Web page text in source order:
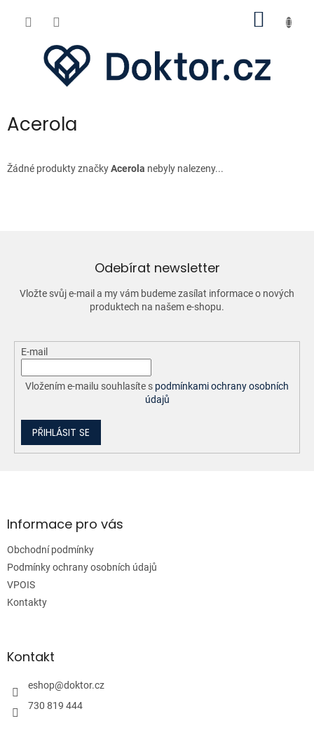
Acerola
Žádné produkty značkyAcerola nebyly nalezeny...
Odebírat newsletter
Vložte svůj e-mail a my vám budeme zasílat informace o nových
produktech na našem e-shopu.
E-mail
Vložením e-mailu souhlasíte s podmínkami ochrany osobních
údajů
PŘIHLÁSIT SE
aInformace pro vás
Obchodní podmínky
Podmínky ochrany osobních údajů
VPOIS
Kontakty
Kontakt
eshop@doktor.cz
730 819 444